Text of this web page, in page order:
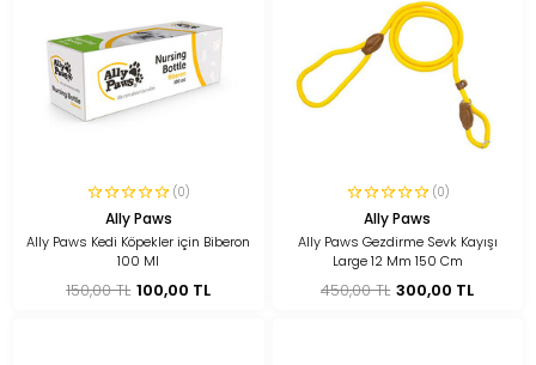
(0)
Ally Paws
Ally Paws Kedi Köpekler için Biberon
100 Ml
150,00 TL 100,00 TL
(0)
Ally Paws
Ally Paws Gezdirme Sevk Kayışı
Large 12 Mm 150 Cm
450,00 TL 300,00 TL